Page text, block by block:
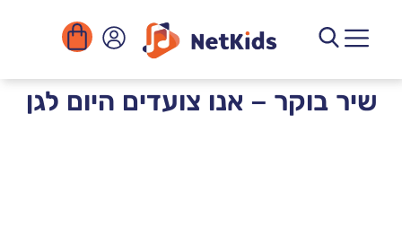
שיר בוקר – אנו צועדים היום לגן